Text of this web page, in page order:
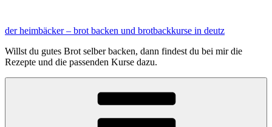
springen
der heimbäcker – brot backen und brotbackkurse in deutz
Willst du gutes Brot selber backen, dann findest du bei mir die
Rezepte und die passenden Kurse dazu.